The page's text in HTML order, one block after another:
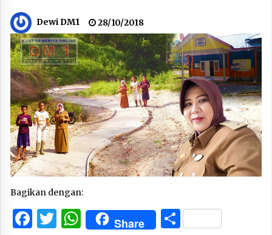
Dewi DM1 28/10/2018
Bagikan dengan:
Facebook
Twitter
WhatsApp
Share Share